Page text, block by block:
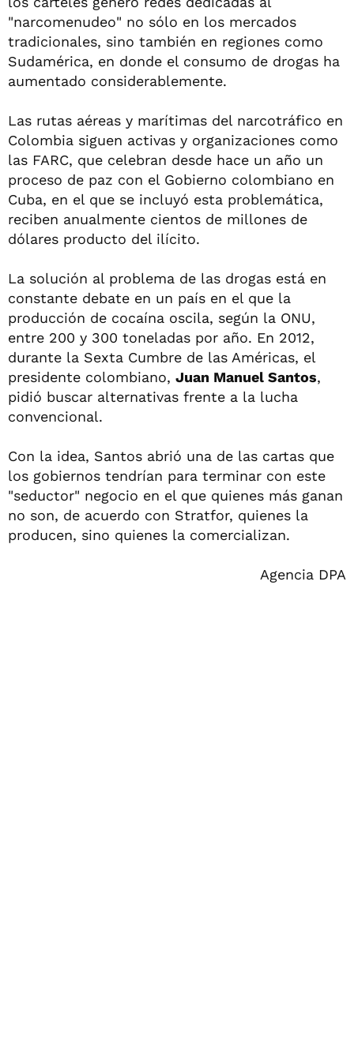
"narcomenudeo" no sólo en los mercados
tradicionales, sino también en regiones como
Sudamérica, en donde el consumo de drogas ha
aumentado considerablemente.
Las rutas aéreas y marítimas del narcotráfico en
Colombia siguen activas y organizaciones como
las FARC, que celebran desde hace un año un
proceso de paz con el Gobierno colombiano en
Cuba, en el que se incluyó esta problemática,
reciben anualmente cientos de millones de
dólares producto del ilícito.
La solución al problema de las drogas está en
constante debate en un país en el que la
producción de cocaína oscila, según la ONU,
entre 200 y 300 toneladas por año. En 2012,
durante la Sexta Cumbre de las Américas, el
presidente colombiano, Juan Manuel Santos,
pidió buscar alternativas frente a la lucha
convencional.
Con la idea, Santos abrió una de las cartas que
los gobiernos tendrían para terminar con este
"seductor" negocio en el que quienes más ganan
no son, de acuerdo con Stratfor, quienes la
producen, sino quienes la comercializan.
Agencia DPA